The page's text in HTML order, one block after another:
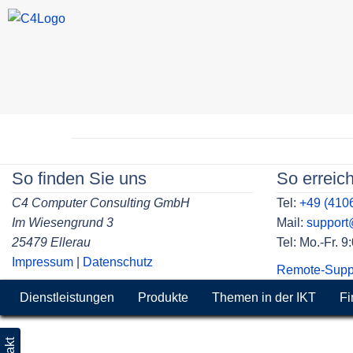
So finden Sie uns
C4 Computer Consulting GmbH
Im Wiesengrund 3
25479 Ellerau
Impressum
Datenschutz
So
Tel: +49
Mail:
Tel: Mo.-Fr.
Remote-
Dienstleistungen Produkte Themen in der IKT